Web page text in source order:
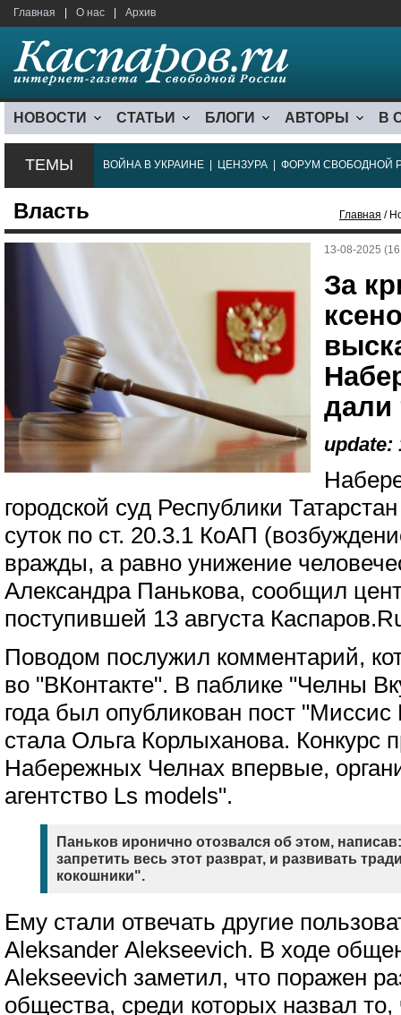
Главная О нас Архив
НОВОСТИ СТАТЬИ БЛОГИ АВТОРЫ В
ТЕМЫ ВОЙНА В УКРАИНЕ ЦЕНЗУРА ФОРУМ СВОБОДНОЙ
Власть Главная /
13-08-2025
За
дали
update:
городской суд Республики
суток по ст. 20.3.1 КоАП
вражды, а равно унижение
Александра Панькова, сообщил
поступившей 13 августа
Поводом послужил комментарий,
во "ВКонтакте". В паблике "Челны
года был опубликован пост
стала Ольга Корлыханова. Конкурс
Набережных Челнах впервые,
агентство Ls models".
Паньков иронично отозвался об этом,
запретить весь этот разврат, и развивать
кокошники".
Ему стали отвечать другие
Aleksander Alekseevich. В ходе
Alekseevich заметил, что поражен
общества, среди которых назвал то,